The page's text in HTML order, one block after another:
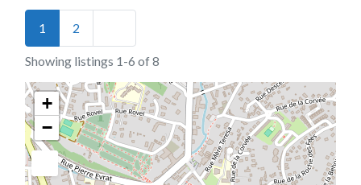
Posts navigation
1 2
Showing listings 1-6 of 8
+
−